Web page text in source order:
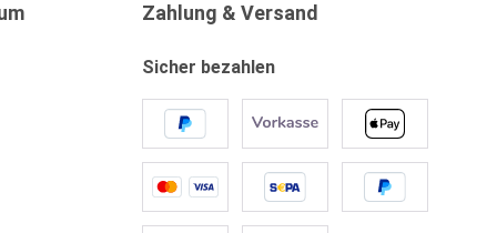
Zahlung & Versand
Sicher bezahlen